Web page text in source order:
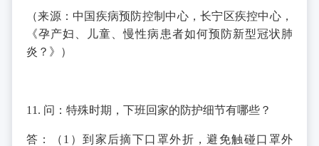
（来源：中国疾病预防控制中心，长宁区疾控中心，
《孕产妇、儿童、慢性病患者如何预防新型冠状肺
炎？》）
11. 问：特殊时期，下班回家的防护细节有哪些？
答：（1）到家后摘下口罩外折，避免触碰口罩外